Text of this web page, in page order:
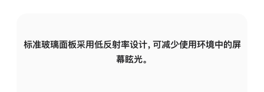
标准玻璃面板采用低反射率设计，可减少使用环境中的屏
幕眩光。